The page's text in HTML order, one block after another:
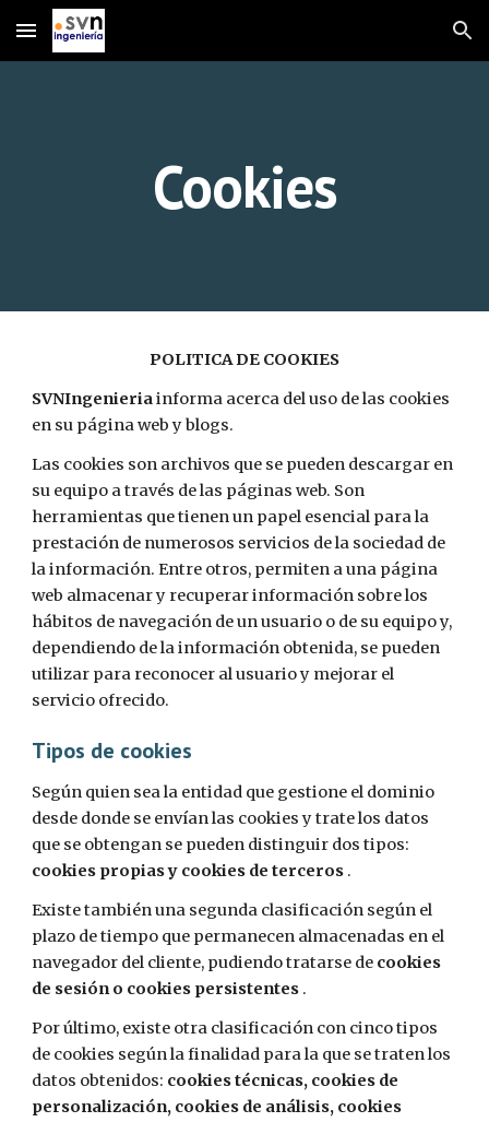
Skip to main content Skip to navigation
Cookies
POLITICA DE COOKIES
SVNIngenieria informa acerca del uso de las cookies
en su página web y blogs.
Las cookies son archivos que se pueden descargar en
su equipo a través de las páginas web. Son
herramientas que tienen un papel esencial para la
prestación de numerosos servicios de la sociedad de
la información. Entre otros, permiten a una página
web almacenar y recuperar información sobre los
hábitos de navegación de un usuario o de su equipo y,
dependiendo de la información obtenida, se pueden
utilizar para reconocer al usuario y mejorar el
servicio ofrecido.
Tipos de cookies
Según quien sea la entidad que gestione el dominio
desde donde se envían las cookies y trate los datos
cookies propias y cookies de terceros .
Existe también una segunda clasificación según el
plazo de tiempo que permanecen almacenadas en el
navegador del cliente, pudiendo tratarse de cookies
de sesión o cookies persistentes .
Por último, existe otra clasificación con cinco tipos
de cookies según la finalidad para la que se traten los
datos obtenidos: cookies técnicas, cookies de
personalización, cookies de análisis, cookies